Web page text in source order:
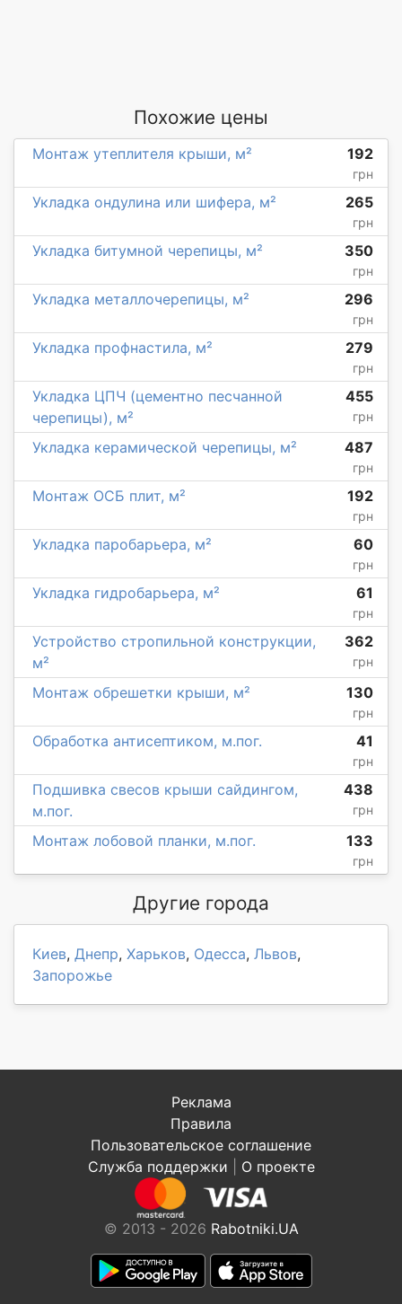
Похожие цены
Монтаж утеплителя крыши, м² 192
грн
Укладка ондулина или шифера, м² 265
грн
Укладка битумной черепицы, м² 350
грн
Укладка металлочерепицы, м² 296
грн
Укладка профнастила, м² 279
грн
Укладка ЦПЧ (цементно песчанной
черепицы), м²
455
грн
Укладка керамической черепицы, м² 487
грн
Монтаж ОСБ плит, м² 192
грн
Укладка паробарьера, м² 60
грн
Укладка гидробарьера, м² 61
грн
Устройство стропильной конструкции,
м²
362
грн
Монтаж обрешетки крыши, м² 130
грн
Обработка антисептиком, м.пог. 41
грн
Подшивка свесов крыши сайдингом,
м.пог.
438
грн
Монтаж лобовой планки, м.пог. 133
грн
Другие города
Киев, Днепр, Харьков, Одесса, Львов,
Запорожье
Реклама
Правила
Пользовательское соглашение
Служба поддержки
О проекте
© 2013 - 2026 Rabotniki.UA